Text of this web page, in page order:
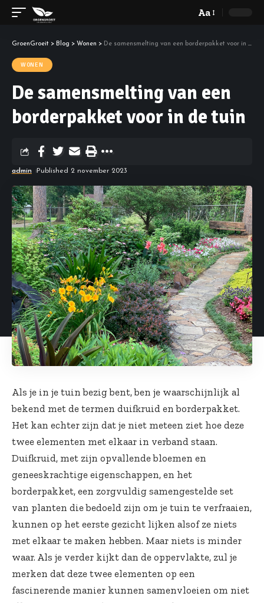
Aa
GroenGroeit > Blog > Wonen > De samensmelting van een borderpakket voor in de tuin
WONEN
De samensmelting van een
borderpakket voor in de tuin
admin Published 2 november 2023
Als je in je tuin bezig bent, ben je waarschijnlijk al
bekend met de termen duifkruid en borderpakket.
Het kan echter zijn dat je niet meteen ziet hoe deze
twee elementen met elkaar in verband staan.
Duifkruid, met zijn opvallende bloemen en
geneeskrachtige eigenschappen, en het
borderpakket, een zorgvuldig samengestelde set
van planten die bedoeld zijn om je tuin te verfraaien,
kunnen op het eerste gezicht lijken alsof ze niets
met elkaar te maken hebben. Maar niets is minder
waar. Als je verder kijkt dan de oppervlakte, zul je
merken dat deze twee elementen op een
fascinerende manier kunnen samenvloeien om niet